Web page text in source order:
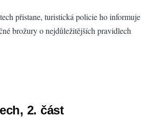
přistane, turistická policie ho informuje
brožury o nejdůležitějších pravidlech
2. část